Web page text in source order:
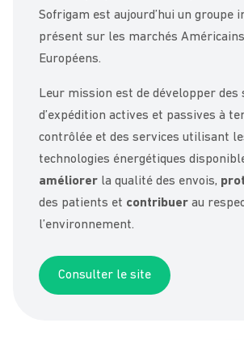
Sofrigam est aujourd’hui un groupe
présent sur les marchés
Européens.
Leur mission est de développer des
d’expédition actives et passives à
contrôlée et des services utilisant
technologies énergétiques
améliorer la qualité des envois,
des patients et contribuer au
l’environnement.
Consulter le site